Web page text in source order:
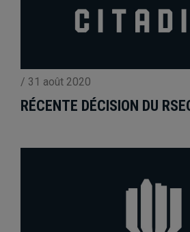
/ 31 août 2020
RÉCENTE DÉCISION DU